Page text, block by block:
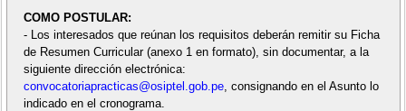
COMO POSTULAR:
- Los interesados que reúnan los requisitos deberán remitir su Ficha
de Resumen Curricular (anexo 1 en formato), sin documentar, a la
siguiente dirección electrónica:
convocatoriapracticas@osiptel.gob.pe, consignando en el Asunto lo
indicado en el cronograma.